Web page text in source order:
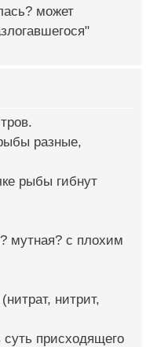
может
разные,
рыбы гибнут
мутная? с плохим
нитрит,
присходящего